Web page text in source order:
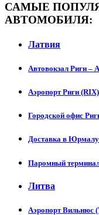
САМЫЕ
АВТОМОБИЛЯ:
Латвия
Автовокзал Риги –
Аэропорт Риги
Городской офис
Доставка в Юрмалу
Паромный
Литва
Аэропорт Вильнюс